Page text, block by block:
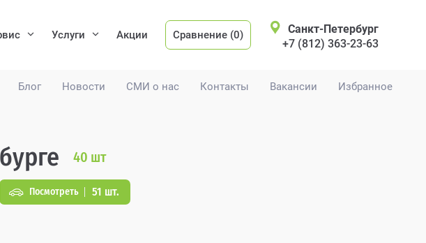
Блог Новости СМИ о нас Контакты Вакансии Избранное
Услуги Акции Сравнение (0)
Санкт-Петербург
+7 (812) 363-23-63
40 шт
Посмотреть 51 шт.